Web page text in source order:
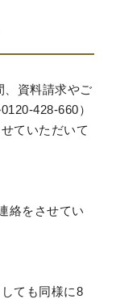
、資料請求やご
428-660）
ていただいて
絡をさせてい
ても同様に8